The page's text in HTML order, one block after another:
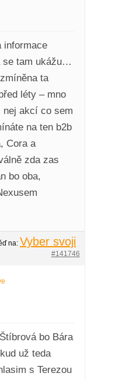
informace
tam ukážu…
ta
léty – mno
nej akcí co sem
na ten b2b
Cora a
zda zas
bo oba,
na: Vyber svoji
#141746
bo Bára
už teda
s Terezou